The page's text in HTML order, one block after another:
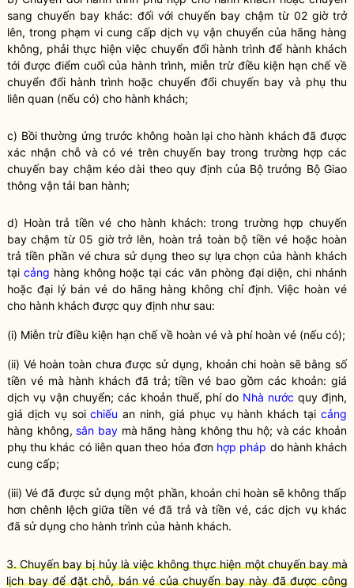
sang chuyến bay khác: đối với chuyến bay chậm từ 02 giờ trở
lên, trong phạm vi cung cấp dịch vụ vận chuyển của hãng hàng
không, phải thực hiện việc chuyển đổi hành trình để hành khách
tới được điểm cuối của hành trình, miễn trừ điều kiện hạn chế về
chuyển đổi hành trình hoặc chuyển đổi chuyến bay và phụ thu
liên quan (nếu có) cho hành khách;
c) Bồi thường ứng trước không hoàn lại cho hành khách đã được
xác nhận chỗ và có vé trên chuyến bay trong trường hợp các
chuyến bay chậm kéo dài theo quy định của Bộ trưởng Bộ Giao
thông vận tải ban hành;
d) Hoàn trả tiền vé cho hành khách: trong trường hợp chuyến
bay chậm từ 05 giờ trở lên, hoàn trả toàn bộ tiền vé hoặc hoàn
trả tiền phần vé chưa sử dụng theo sự lựa chọn của hành khách
tại cảng hàng không hoặc tại các văn phòng đại diện, chi nhánh
hoặc đại lý bán vé do hãng hàng không chỉ định. Việc hoàn vé
cho hành khách được quy định như sau:
(i) Miễn trừ điều kiện hạn chế về hoàn vé và phí hoàn vé (nếu có);
(ii) Vé hoàn toàn chưa được sử dụng, khoản chi hoàn sẽ bằng số
tiền vé mà hành khách đã trả; tiền vé bao gồm các khoản: giá
dịch vụ vận chuyển; các khoản thuế, phí do Nhà nước quy định,
giá dịch vụ soichiếu an ninh, giá phục vụ hành khách tạicảng
hàng không,sân bay mà hãng hàng không thu hộ; và các khoản
phụ thu khác có liên quan theo hóa đơn hợp pháp do hành khách
cung cấp;
(iii) Vé đã được sử dụng một phần, khoản chi hoàn sẽ không thấp
hơn chênh lệch giữa tiền vé đã trả và tiền vé, các dịch vụ khác
đã sử dụng cho hành trình của hành khách.
3. Chuyến bay bị hủy là việc không thực hiện một chuyến bay mà
lịch bay để đặt chỗ, bán vé của chuyến bay này đã được công